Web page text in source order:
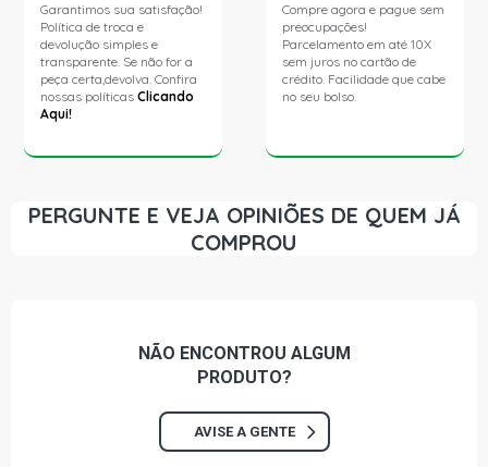
(2008 - 2014)
SANDERO VIBE HATCH 1.6 8V HI-TORQUE K7M L4 FLEX
(2010 - 2011)
SANDERO DYNAMIQUE (V.2) HATCH 1.6 8V HI-POWER
SANDERO AUTHENTIQUE (V.2) HATCH 1.0 16V HI-POWER
D4D L4 FLEX (2015 - 2017)
SANDERO SPORT RS HATCH 2.0 16V F4R L4 FLEX (2015 -
SANDERO STEPWAY TWEED HATCH 1.6 16V HI-FLEX
Garantimos sua satisfação!
Política de troca e
devolução simples e
transparente. Se não for a
peça certa,devolva. Confira
nossas políticasClicando
Aqui!
Compre agora e pague sem
preocupações!
Parcelamento em até 10X
sem juros no cartão de
crédito. Facilidade que cabe
no seu bolso.
PERGUNTE E VEJA OPINIÕES DE QUEM JÁ
COMPROU
NÃO ENCONTROU ALGUM
PRODUTO?
AVISE A GENTE